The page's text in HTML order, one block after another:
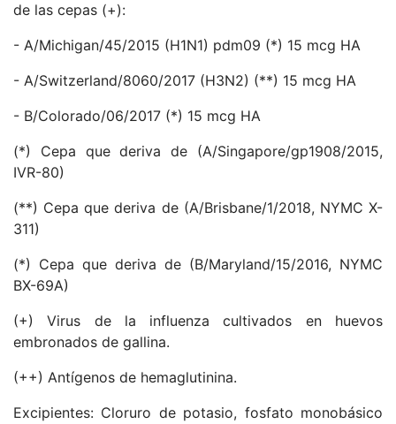
de las cepas (+):
- A/Michigan/45/2015 (H1N1) pdm09 (*) 15 mcg HA
- A/Switzerland/8060/2017 (H3N2) (**) 15 mcg HA
- B/Colorado/06/2017 (*) 15 mcg HA
(*) Cepa que deriva de (A/Singapore/gp1908/2015,
IVR-80)
(**) Cepa que deriva de (A/Brisbane/1/2018, NYMC X-
311)
(*) Cepa que deriva de (B/Maryland/15/2016, NYMC
BX-69A)
(+) Virus de la influenza cultivados en huevos
embronados de gallina.
(++) Antígenos de hemaglutinina.
Excipientes: Cloruro de potasio, fosfato monobásico